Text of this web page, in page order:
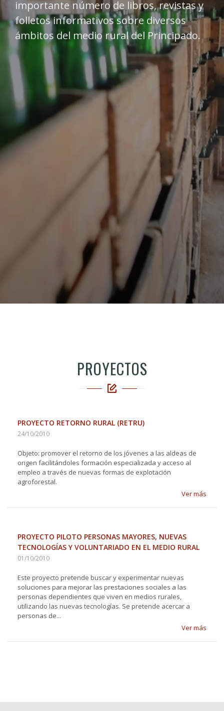
importante número de libros, revistas y
folletos informativos sobre diversos
ámbitos del medio rural del Principado.
PROYECTOS
PROYECTO RETORNO RURAL (RETRU)
24/10/2010
Objeto: promover el retorno de los jóvenes a las aldeas de
origen facilitándoles formación especializada y acceso al
empleo a través de nuevas formas de explotación
agroforestal.
Ver más
PROYECTO PILOTO PERSONAS MAYORES, NUEVAS
TECNOLOGÍAS Y VOLUNTARIADO EN EL MEDIO RURAL
01/10/2010
Este proyecto pretende buscar y experimentar nuevas
soluciones para mejorar las prestaciones sociales a las
personas dependientes que viven en medios rurales,
utilizando las nuevas tecnologías. Se pretende acercar a
personas de...
Ver más